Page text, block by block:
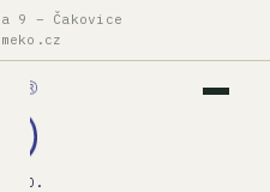
9 – Čakovice
R.O.